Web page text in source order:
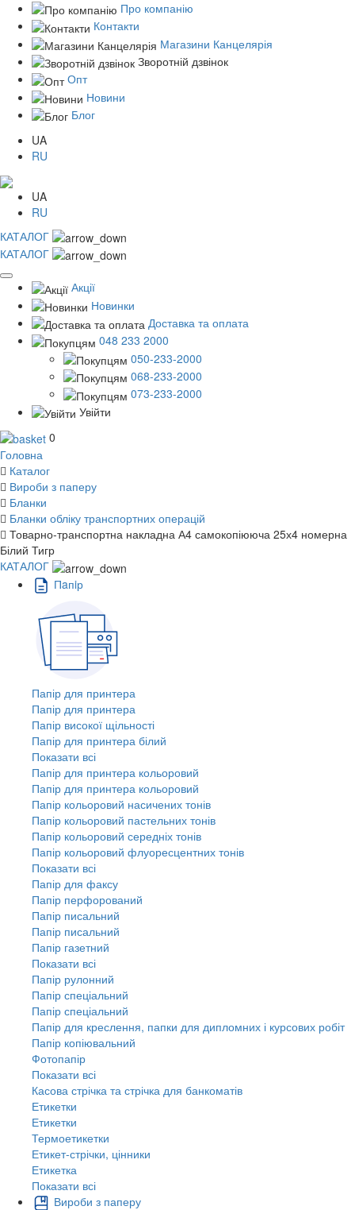
Про компанію
Контакти
Магазини Канцелярія
Зворотній дзвінок
Опт
Новини
Блог
UA
RU
UA
RU
КАТАЛОГ
КАТАЛОГ
Акції
Новинки
Доставка та оплата
048 233 2000
050-233-2000
068-233-2000
073-233-2000
Увійти
0
Головна
Каталог
Вироби з паперу
Бланки
Бланки обліку транспортних операцій
Товарно-транспортна накладна А4 самокопіююча 25х4 номерна
Білий Тигр
КАТАЛОГ
Пaпiр
Папір для принтера
Папір для принтера
Папір високої щільності
Папір для принтера білий
Показати всі
Папір для принтера кольоровий
Папір для принтера кольоровий
Папір кольоровий насичених тонів
Папір кольоровий пастельних тонів
Папір кольоровий середніх тонів
Папір кольоровий флуоресцентних тонів
Показати всі
Папір для факсу
Папір перфорований
Папір писальний
Папір писальний
Папір газетний
Показати всі
Папір рулонний
Папір спеціальний
Папір спеціальний
Папір для креслення, папки для дипломних і курсових робіт
Папір копіювальний
Фотопапір
Показати всі
Касова стрічка та стрічка для банкоматів
Етикетки
Етикетки
Термоетикетки
Етикет-стрічки, цінники
Етикетка
Показати всі
Вироби з паперу